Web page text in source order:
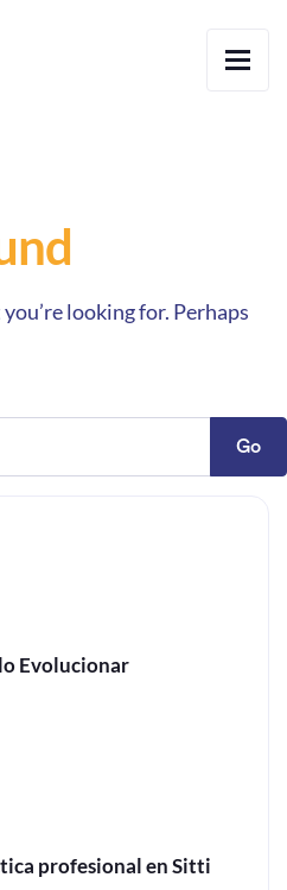
looking for. Perhaps
Go
Evolucionar
profesional en Sitti